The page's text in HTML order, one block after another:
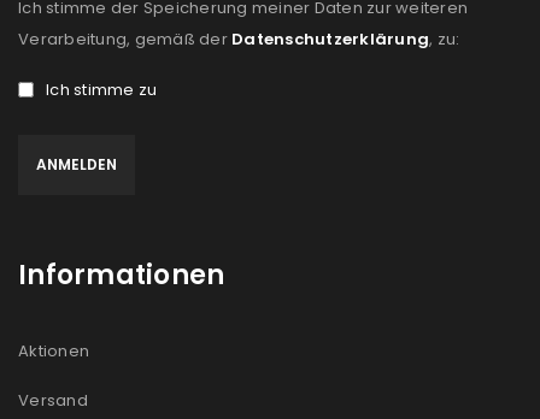
Ich stimme der Speicherung meiner Daten zur weiteren
Verarbeitung, gemäß der Datenschutzerklärung, zu:
Ich stimme zu
Informationen
Aktionen
Versand